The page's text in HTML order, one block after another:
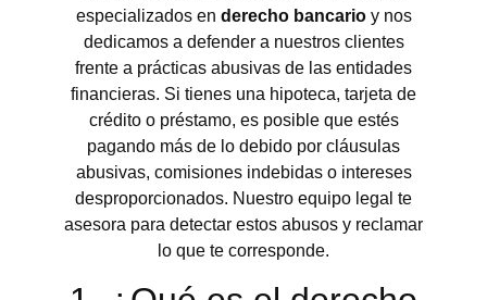
especializados en derecho bancarioy nos
dedicamos a defender a nuestros clientes
frente a prácticas abusivas de las entidades
financieras. Si tienes una hipoteca, tarjeta de
crédito o préstamo, es posible que estés
pagando más de lo debido por cláusulas
abusivas, comisiones indebidas o intereses
desproporcionados. Nuestro equipo legal te
asesora para detectar estos abusos y reclamar
lo que te corresponde.